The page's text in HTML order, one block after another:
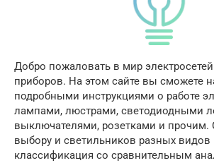
Добро пожаловать в мир
приборов. На этом сайте вы сможете
подробными инструкциями о работе
лампами, люстрами, светодиодными
выключателями, розетками и прочим.
выбору и светильников разных видов
классификация со сравнительным